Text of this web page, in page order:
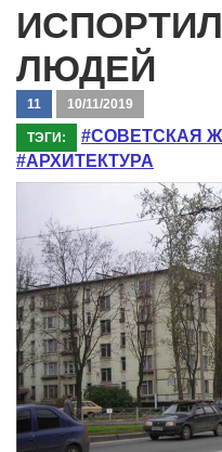
ЛЮДЕЙ
11 10/11/2019
ТЭГИ: #СОВЕТСКАЯ
#АРХИТЕКТУРА